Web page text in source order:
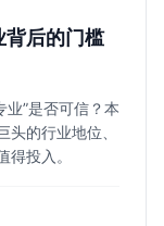
后的门槛
”是否可信？本
的行业地位、
投入。